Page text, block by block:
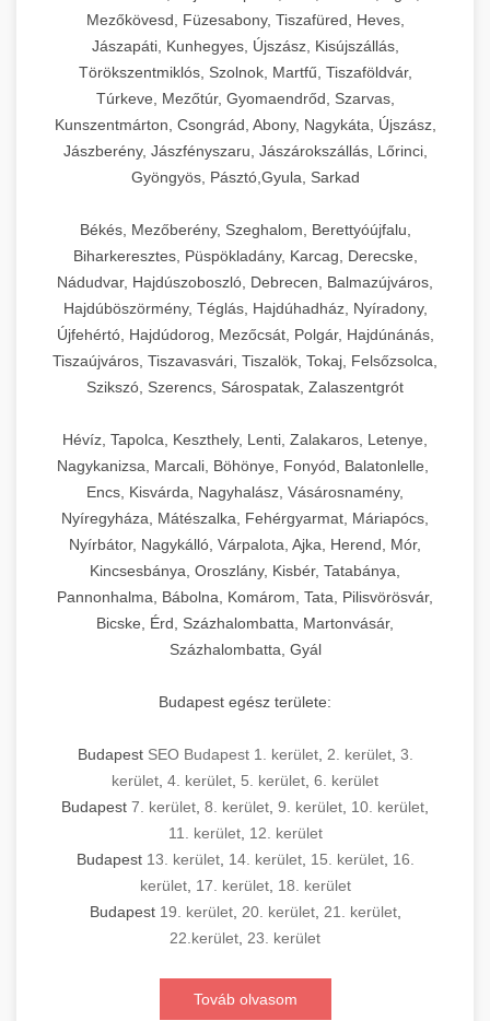
Mezőkövesd, Füzesabony, Tiszafüred, Heves,
Jászapáti, Kunhegyes, Újszász, Kisújszállás,
Törökszentmiklós, Szolnok, Martfű, Tiszaföldvár,
Túrkeve, Mezőtúr, Gyomaendrőd, Szarvas,
Kunszentmárton, Csongrád, Abony, Nagykáta, Újszász,
Jászberény, Jászfényszaru, Jászárokszállás, Lőrinci,
Gyöngyös, Pásztó,Gyula, Sarkad
Békés, Mezőberény, Szeghalom, Berettyóújfalu,
Biharkeresztes, Püspökladány, Karcag, Derecske,
Nádudvar, Hajdúszoboszló, Debrecen, Balmazújváros,
Hajdúböszörmény, Téglás, Hajdúhadház, Nyíradony,
Újfehértó, Hajdúdorog, Mezőcsát, Polgár, Hajdúnánás,
Tiszaújváros, Tiszavasvári, Tiszalök, Tokaj, Felsőzsolca,
Szikszó, Szerencs, Sárospatak, Zalaszentgrót
Hévíz, Tapolca, Keszthely, Lenti, Zalakaros, Letenye,
Nagykanizsa, Marcali, Böhönye, Fonyód, Balatonlelle,
Encs, Kisvárda, Nagyhalász, Vásárosnamény,
Nyíregyháza, Mátészalka, Fehérgyarmat, Máriapócs,
Nyírbátor, Nagykálló, Várpalota, Ajka, Herend, Mór,
Kincsesbánya, Oroszlány, Kisbér, Tatabánya,
Pannonhalma, Bábolna, Komárom, Tata, Pilisvörösvár,
Bicske, Érd, Százhalombatta, Martonvásár,
Százhalombatta, Gyál
Budapest egész területe:
Budapest SEO Budapest 1. kerület, 2. kerület, 3.
kerület, 4. kerület, 5. kerület, 6. kerület
Budapest 7. kerület, 8. kerület, 9. kerület, 10. kerület,
11. kerület, 12. kerület
Budapest 13. kerület, 14. kerület, 15. kerület, 16.
kerület, 17. kerület, 18. kerület
Budapest 19. kerület, 20. kerület, 21. kerület,
22.kerület, 23. kerület
Továb olvasom